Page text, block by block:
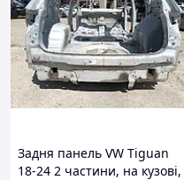
Задня панель VW Tiguan
18-24 2 частини, на кузові,